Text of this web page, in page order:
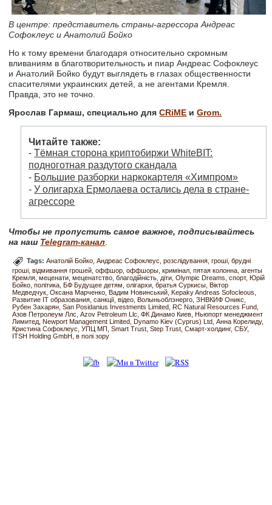
В центре: представитель страны-агрессора Андреас
Софоклеус и Анатолий Бойко
Но к тому времени благодаря относительно скромным
вливаниям в благотворительность и пиар Андреас Софоклеус
и Анатолий Бойко будут выглядеть в глазах общественности
спасителями украинских детей, а не агентами Кремля.
Правда, это не точно.
Ярослав Гармаш, специально дляCRiME иGrom.
Читайте также:
-Тёмная сторона криптобиржи WhiteBIT:
подноготная раздутого скандала
- Большие разборки наркокартеля «Химпром»
-У олигарха Ермолаева остались дела в стране-
агрессоре
Чтобы не пропустить самое важное, подписывайтесь
на наш Telegram-канал
Tags:Анатолій Бойко Андреас Софоклеус розслідування гроші брудні
гроші відмивання грошей оффшор оффшоры кримінал пятая колонна агенты
Кремля меценати меценатство благодійність діти Olympic Dreams спорт Юрій
Бойко політика БФ Будущее детям олігархи братья Суркисы Віктор
Медведчук Оксана Марченко Вадим Новинський Kepaky Andreas Sofocleous
Развитие IT образования санкції відео Волыньоблэнерго ЗНВКИФ Оникс
Рубен Захарян San Posidanius Investments Limited RC Natural Resources Fund
Азов Петролеум Ллс
Azov Petroleum Llc ФК Динамо Киев Ньюпорт менеджмент
Лимитед Newport Management Limited Dynamo Kiev (Cyprus) Ltd Анна Корелиду
Кристина Софоклеус
УПЦ МП Smart Trust Step Trust Смарт-холдинг СБУ
ITSH Holding GmbH
в полі зору